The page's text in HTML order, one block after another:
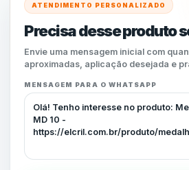
ATENDIMENTO PERSONALIZADO
Precisa desse produto
Envie uma mensagem inicial com
aproximadas, aplicação desejada e
MENSAGEM PARA O WHATSAPP